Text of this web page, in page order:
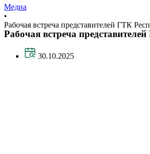
Медиа
•
Рабочая встреча представителей ГТК
Рабочая встреча
30.10.2025